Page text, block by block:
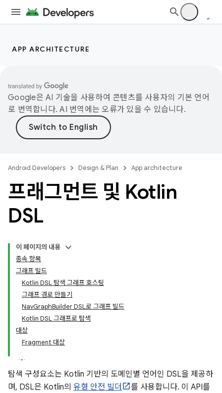
APP ARCHITECTURE
Google은 AI 기술을 사용하여 콘텐츠를 사용자의 기본 언어
로 번역합니다. AI 번역에는 오류가 있을 수 있습니다.
Android Developers Design & Plan App architecture
프래그먼트 및 Kotlin
DSL
이 페이지의 내용
종속 항목
그래프 빌드
Kotlin DSL 탐색 그래프 호스팅
그래프 경로 만들기
NavGraphBuilder DSL로 그래프 빌드
Kotlin DSL 그래프로 탐색
대상
Fragment 대상
탐색 구성요소는 Kotlin 기반의 도메인별 언어인 DSL을 제공하
며, DSL은 Kotlin의 유형 안전 빌더
를 사용합니다. 이 API를